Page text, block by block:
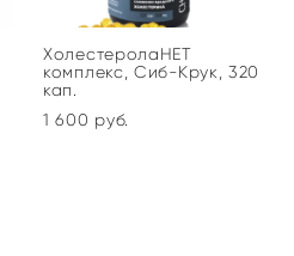
ХолестеролаНЕТ
комплекс, Сиб-Крук, 320
кап.
1 600 pуб.